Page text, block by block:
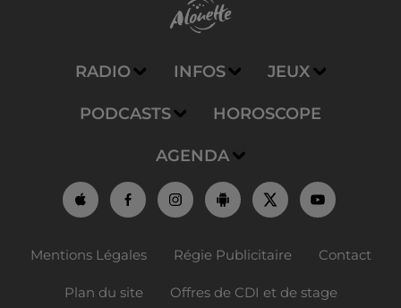
RADIO INFOS JEUX
PODCASTS HOROSCOPE
AGENDA
Mentions Légales Régie Publicitaire Contact
Plan du site Offres de CDI et de stage